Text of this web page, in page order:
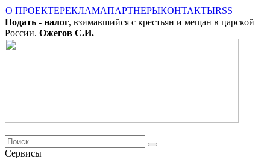
О ПРОЕКТЕРЕКЛАМАПАРТНЕРЫКОНТАКТЫRSS
Подать - налог, взимавшийся с крестьян и мещан в царской
России. Ожегов С.И.
Сервисы